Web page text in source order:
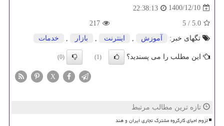
1400/12/10
22:38:13
5.0
/
5
217
تگهای خبر:
آموزش اینترنت بازار خدمات
این مطلب را می پسندید؟ (1)
(0)
X
تازه ترین مطالب مرتبط
لزوم احیای کارگروه مشترک تجاری ایران و هند